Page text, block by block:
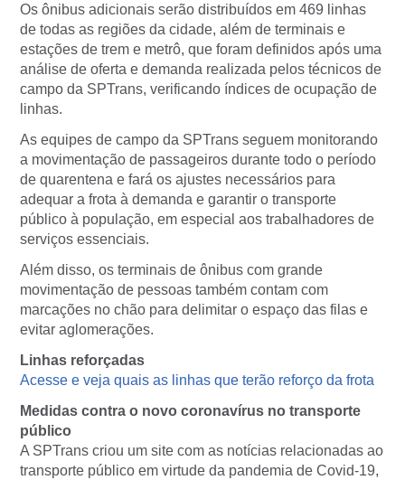
Os ônibus adicionais serão distribuídos em 469 linhas
de todas as regiões da cidade, além de terminais e
estações de trem e metrô, que foram definidos após uma
análise de oferta e demanda realizada pelos técnicos de
campo da SPTrans, verificando índices de ocupação de
linhas.
As equipes de campo da SPTrans seguem monitorando
a movimentação de passageiros durante todo o período
de quarentena e fará os ajustes necessários para
adequar a frota à demanda e garantir o transporte
público à população, em especial aos trabalhadores de
serviços essenciais.
Além disso, os terminais de ônibus com grande
movimentação de pessoas também contam com
marcações no chão para delimitar o espaço das filas e
evitar aglomerações.
Linhas reforçadas
Acesse e veja quais as linhas que terão reforço da frota
Medidas contra o novo coronavírus no transporte
público
A SPTrans criou um site com as notícias relacionadas ao
transporte público em virtude da pandemia de Covid-19,